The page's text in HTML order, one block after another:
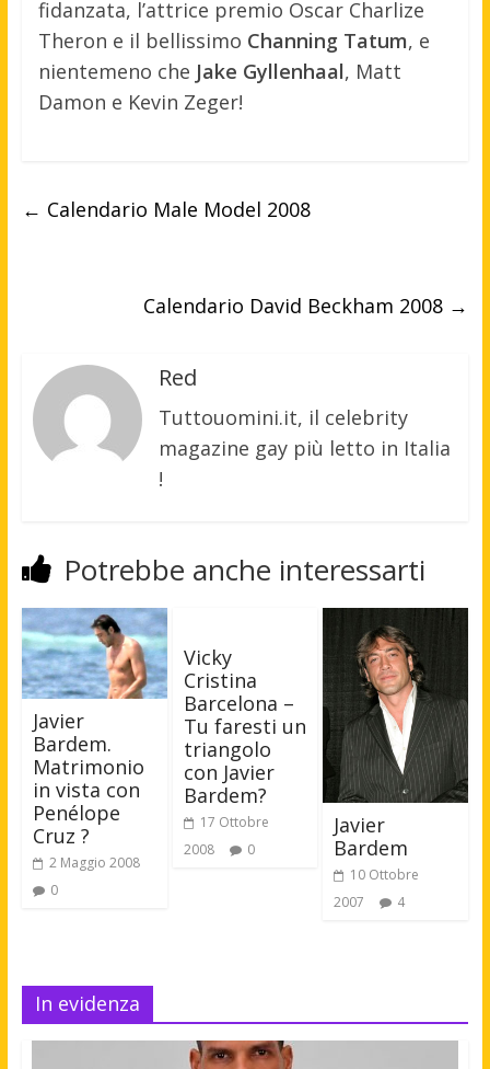
fidanzata, l’attrice premio Oscar Charlize
Theron e il bellissimo Channing Tatum, e
nientemeno che Jake Gyllenhaal, Matt
Damon e Kevin Zeger!
← Calendario Male Model 2008
Calendario David Beckham 2008 →
Red
Tuttouomini.it, il celebrity
magazine gay più letto in Italia
!
Potrebbe anche interessarti
Javier
Bardem.
Matrimonio
in vista con
Penélope
Cruz ?
2 Maggio 2008
0
Vicky
Cristina
Barcelona –
Tu faresti un
triangolo
con Javier
Bardem?
17 Ottobre
2008
0
Javier
Bardem
10 Ottobre
2007
4
In evidenza